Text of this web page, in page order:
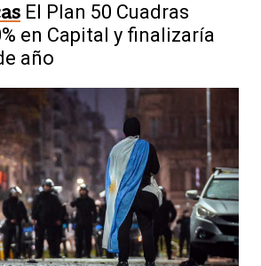
El Plan 50 Cuadras
en Capital y finalizaría
año